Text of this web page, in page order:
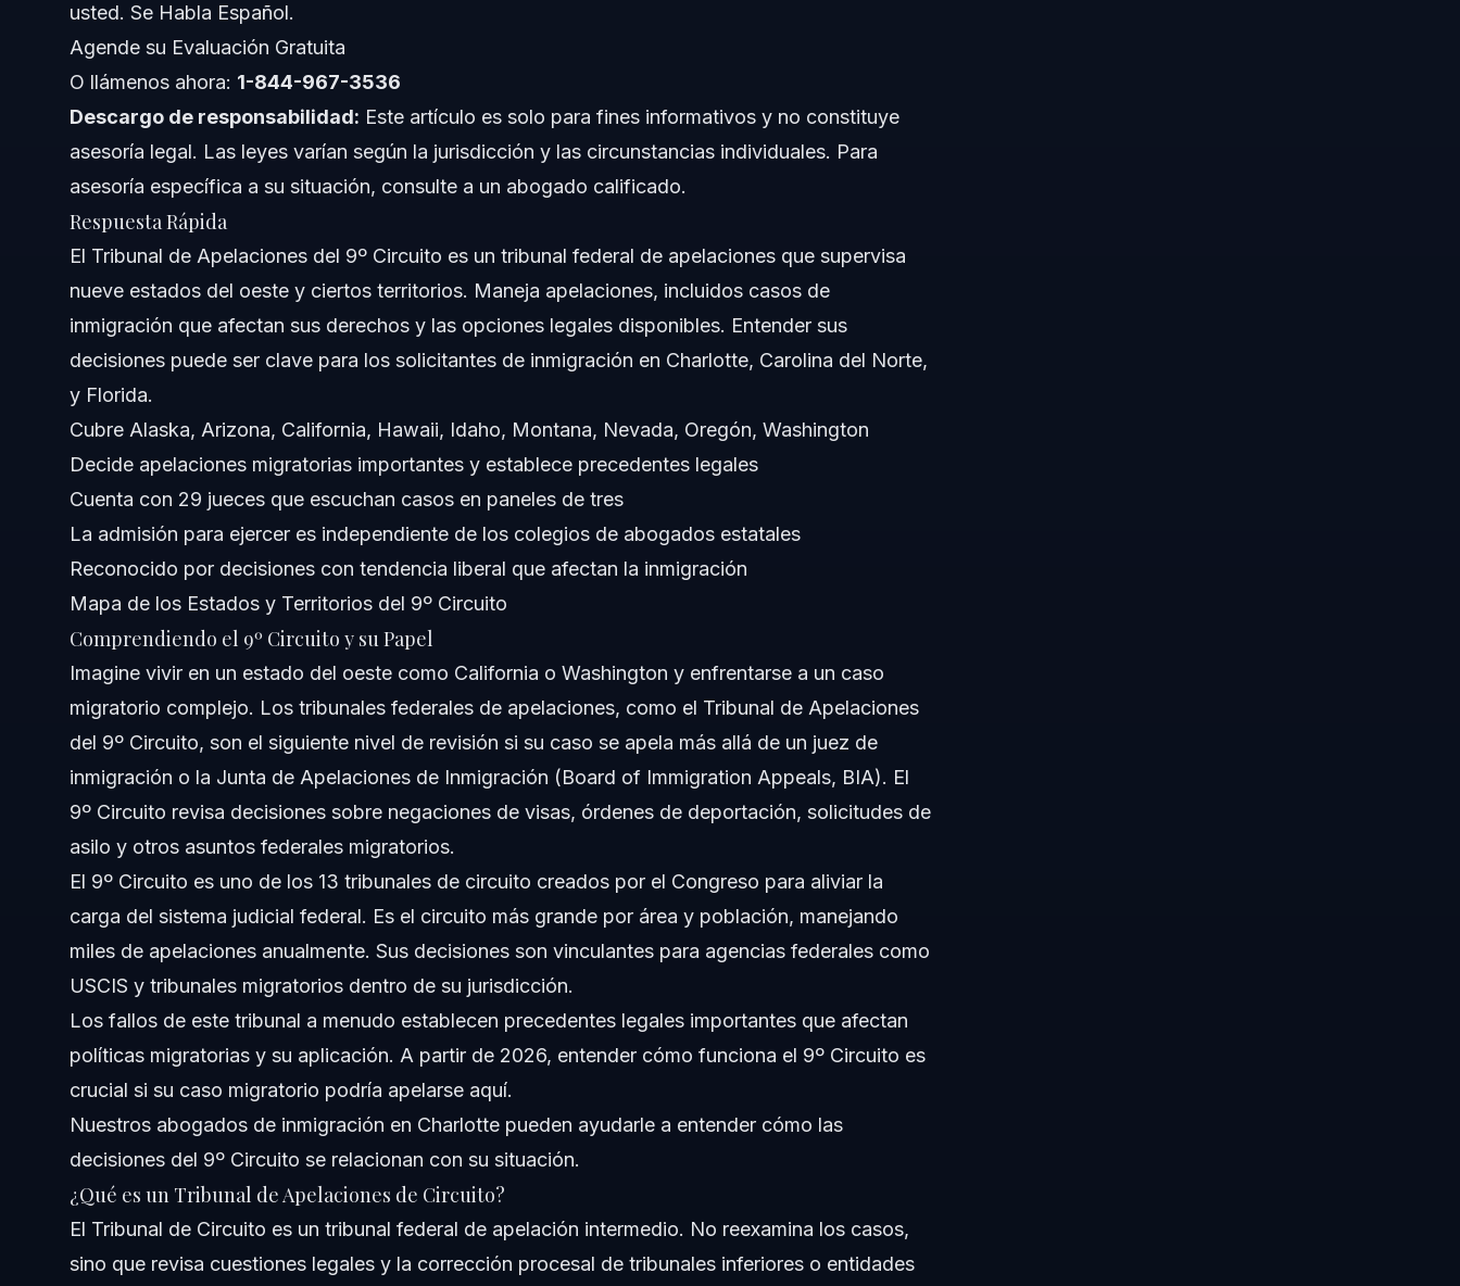
Cómo el 9º Circuito Afecta los Casos de Inmigración
Apelando Decisiones Migratorias
División entre Circuitos y Resultados
Efecto para inmigrantes de Charlotte y Florida
Errores Comunes al Tratar con el 9º Circuito
Cronograma y Qué Esperar en Apelaciones Migratorias
Preguntas Frecuentes
¿Qué significa la Corte del 9º Circuito?
¿Qué estados están bajo la Corte del 9º Circuito?
¿Por qué es tan grande la Corte del 9º Circuito?
¿Cuántos jueces hay en la Corte del 9º Circuito?
¿Estoy admitido para practicar ante la Corte del 9º Circuito?
¿Es la Corte de Apelaciones del 9º Circuito liberal?
¿Cómo afecta la Corte del 9º Circuito los casos de inmigración?
¿Qué debo hacer si mi caso migratorio está en el 9º Circuito?
Acerca de Vasquez Law Firm
Fuentes y Referencias
usted. Se Habla Español.
Agende su Evaluación Gratuita
O llámenos ahora: 1-844-967-3536
Descargo de responsabilidad: Este artículo es solo para fines informativos y no constituye
asesoría legal. Las leyes varían según la jurisdicción y las circunstancias individuales. Para
asesoría específica a su situación, consulte a un abogado calificado.
Respuesta Rápida
El Tribunal de Apelaciones del 9º Circuito es un tribunal federal de apelaciones que supervisa
nueve estados del oeste y ciertos territorios. Maneja apelaciones, incluidos casos de
inmigración que afectan sus derechos y las opciones legales disponibles. Entender sus
decisiones puede ser clave para los solicitantes de inmigración en Charlotte, Carolina del Norte,
y Florida.
Cubre Alaska, Arizona, California, Hawaii, Idaho, Montana, Nevada, Oregón, Washington
Decide apelaciones migratorias importantes y establece precedentes legales
Cuenta con 29 jueces que escuchan casos en paneles de tres
La admisión para ejercer es independiente de los colegios de abogados estatales
Reconocido por decisiones con tendencia liberal que afectan la inmigración
Mapa de los Estados y Territorios del 9º Circuito
Comprendiendo el 9º Circuito y su Papel
Imagine vivir en un estado del oeste como California o Washington y enfrentarse a un caso
migratorio complejo. Los tribunales federales de apelaciones, como el Tribunal de Apelaciones
del 9º Circuito, son el siguiente nivel de revisión si su caso se apela más allá de un juez de
inmigración o la Junta de Apelaciones de Inmigración (Board of Immigration Appeals, BIA). El
9º Circuito revisa decisiones sobre negaciones de visas, órdenes de deportación, solicitudes de
asilo y otros asuntos federales migratorios.
El 9º Circuito es uno de los 13 tribunales de circuito creados por el Congreso para aliviar la
carga del sistema judicial federal. Es el circuito más grande por área y población, manejando
miles de apelaciones anualmente. Sus decisiones son vinculantes para agencias federales como
USCIS y tribunales migratorios dentro de su jurisdicción.
Los fallos de este tribunal a menudo establecen precedentes legales importantes que afectan
políticas migratorias y su aplicación. A partir de 2026, entender cómo funciona el 9º Circuito es
crucial si su caso migratorio podría apelarse aquí.
Nuestros abogados de inmigración en Charlotte pueden ayudarle a entender cómo las
decisiones del 9º Circuito se relacionan con su situación.
¿Qué es un Tribunal de Apelaciones de Circuito?
El Tribunal de Circuito es un tribunal federal de apelación intermedio. No reexamina los casos,
sino que revisa cuestiones legales y la corrección procesal de tribunales inferiores o entidades